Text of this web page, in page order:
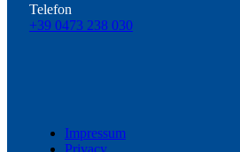
Telefon
+39 0473 238 030
Impressum
Privacy